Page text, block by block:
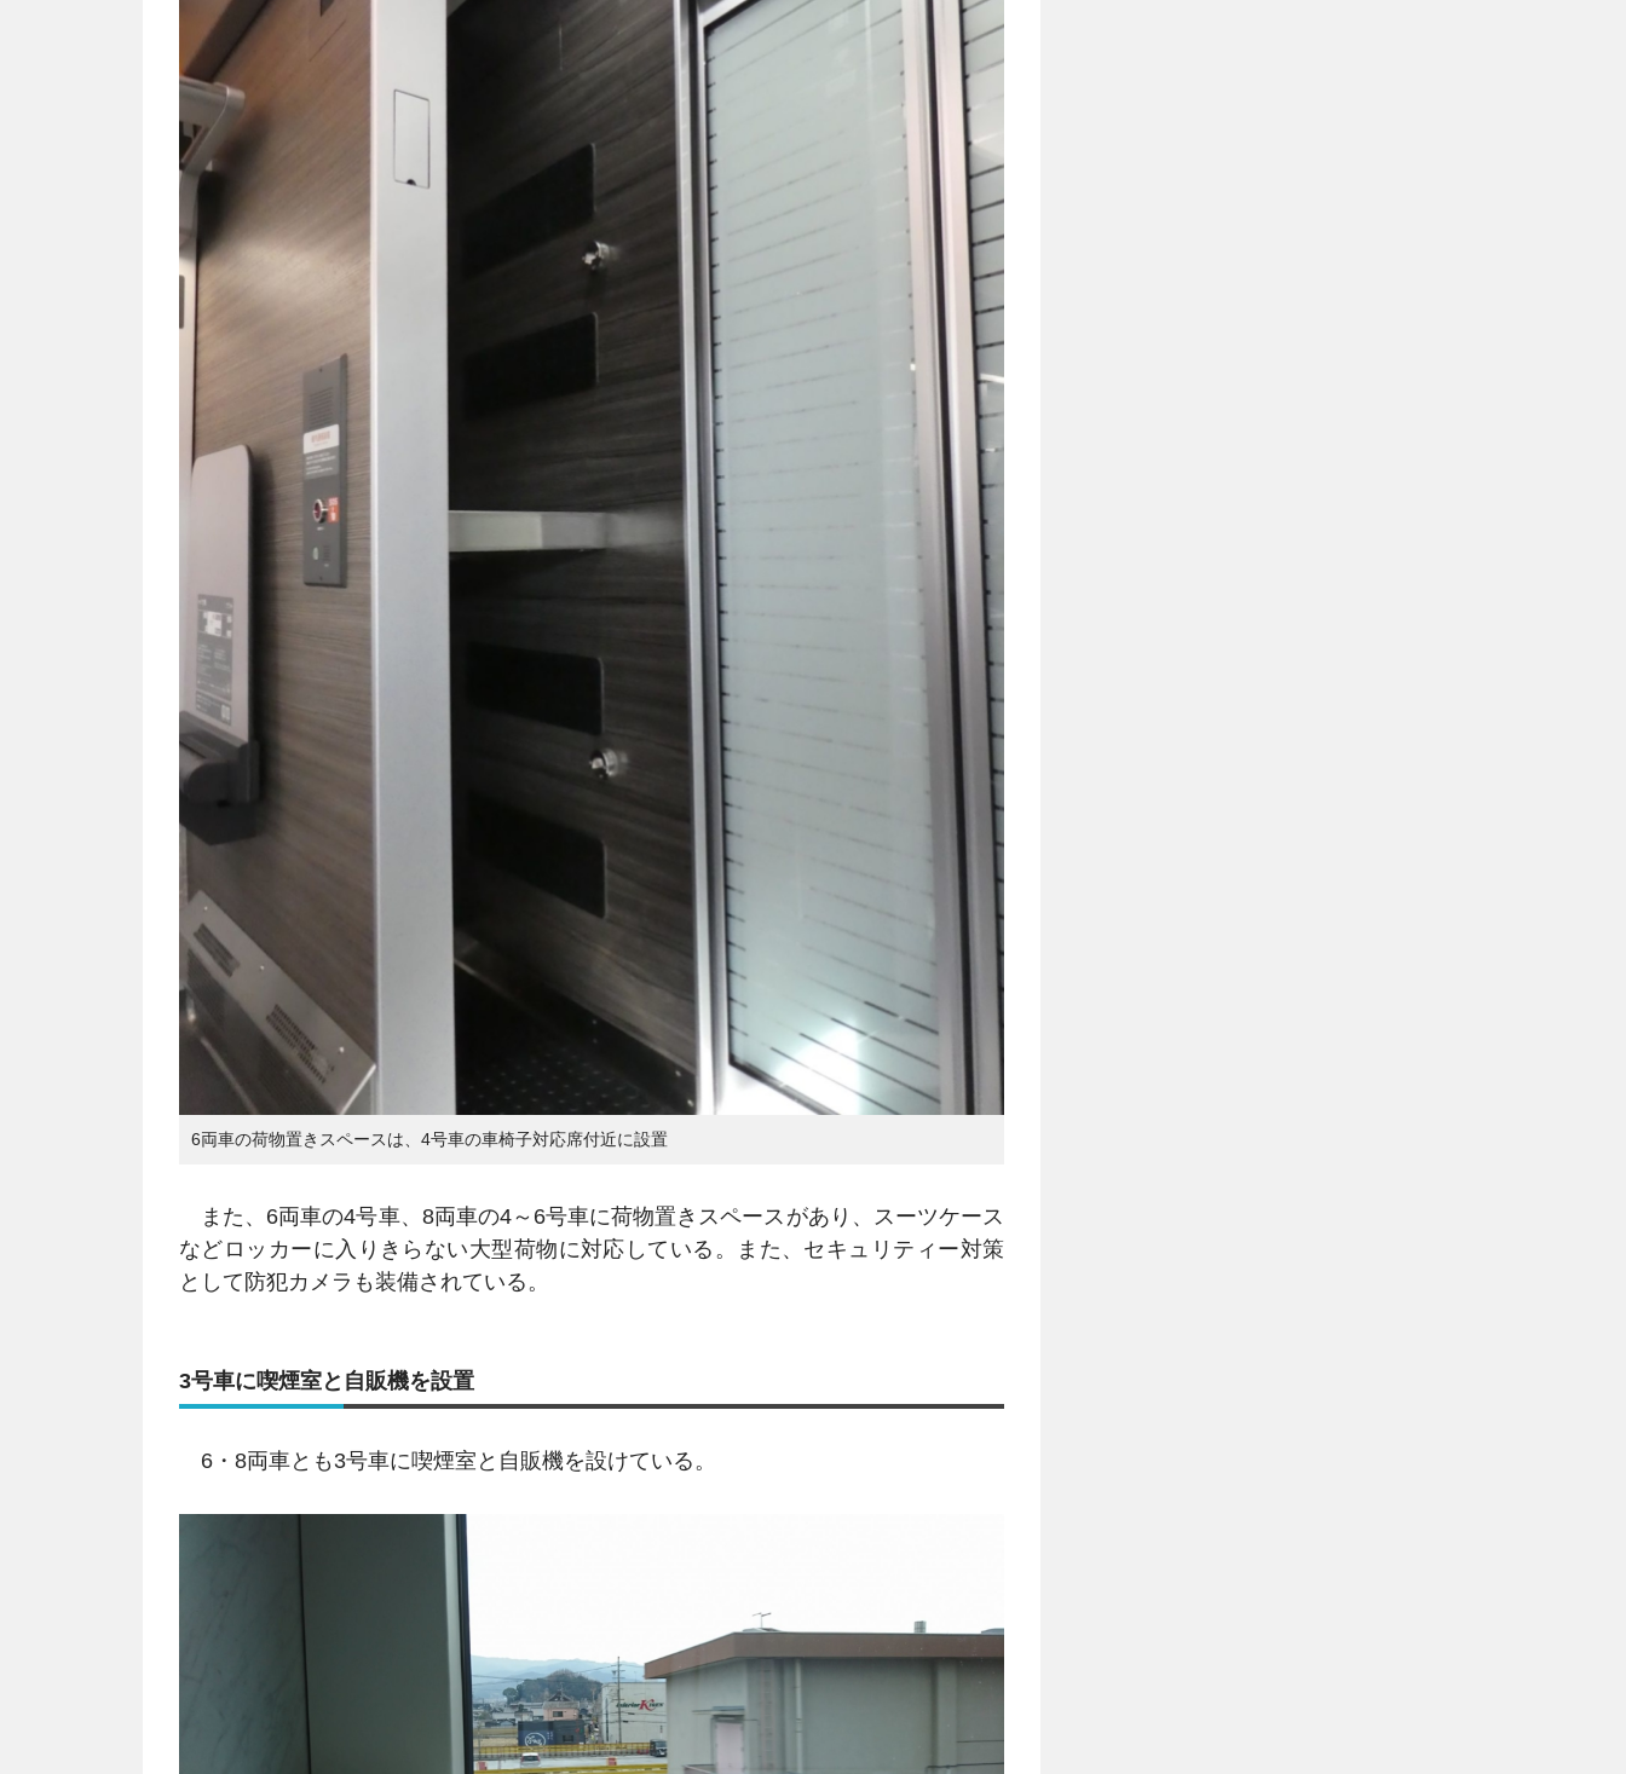
6両車の荷物置きスペースは、4号車の車椅子対応席付近に設置
また、6両車の4号車、8両車の4～6号車に荷物置きスペースがあり、スーツケース
などロッカーに入りきらない大型荷物に対応している。また、セキュリティー対策
として防犯カメラも装備されている。
3号車に喫煙室と自販機を設置
6・8両車とも3号車に喫煙室と自販機を設けている。